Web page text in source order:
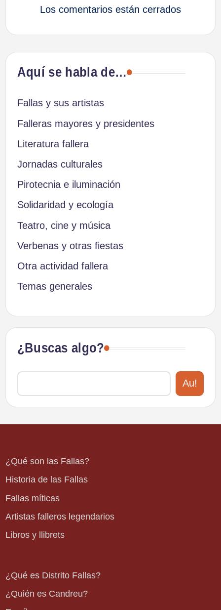
Los comentarios están cerrados
Aquí se habla de…
Fallas y sus artistas
Falleras mayores y presidentes
Literatura fallera
Jornadas culturales
Pirotecnia e iluminación
Solidaridad y ecología
Teatro, cine y música
Verbenas y otras fiestas
Otra actividad fallera
Temas generales
¿Buscas algo?
Au!
¿Qué son las Fallas?
Historia de las Fallas
Fallas míticas
Artistas falleros legendarios
Libros y llibrets
¿Qué es Distrito Fallas?
¿Quién es Candreu?